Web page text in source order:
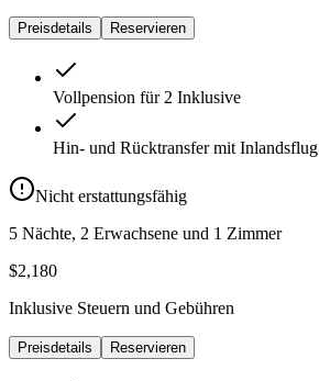
Preisdetails Reservieren
Vollpension für 2 Inklusive
Hin- und Rücktransfer mit Inlandsflug
Nicht erstattungsfähig
5 Nächte, 2 Erwachsene und 1 Zimmer
$2,180
Inklusive Steuern und Gebühren
Preisdetails Reservieren